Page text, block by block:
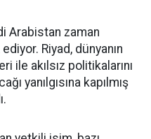
Arabistan zaman
Riyad, dünyanın
ile akılsız politikalarını
yanılgısına kapılmış